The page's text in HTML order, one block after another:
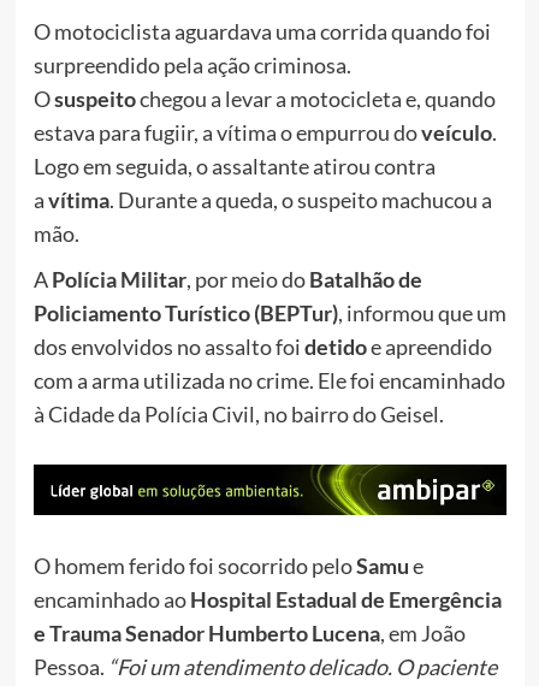
O motociclista aguardava uma corrida quando foi
surpreendido pela ação criminosa.
Osuspeitochegou a levar a motocicleta e, quando
estava para fugiir, a vítima o empurrou doveículo.
Logo em seguida, o assaltante atirou contra
avítima. Durante a queda, o suspeito machucou a
mão.
APolícia Militar, por meio doBatalhão de
Policiamento Turístico (BEPTur), informou que um
dos envolvidos no assalto foidetidoe apreendido
com a arma utilizada no crime. Ele foi encaminhado
à Cidade da Polícia Civil, no bairro do Geisel.
O homem ferido foi socorrido peloSamue
encaminhado aoHospital Estadual de Emergência
e Trauma Senador Humberto Lucena, em João
Pessoa. “Foi um atendimento delicado. O paciente